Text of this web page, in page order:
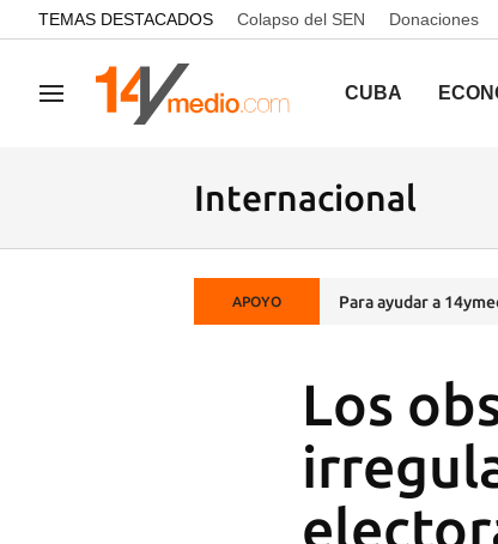
common.go-to-content
TEMAS DESTACADOS Colapso del SEN Donaciones
Navegación CUBA
Internacional
APOYO Para ayudar a
Los